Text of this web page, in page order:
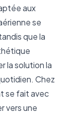
aux
se
que la
la solution la
Chez
se fait avec
vers une